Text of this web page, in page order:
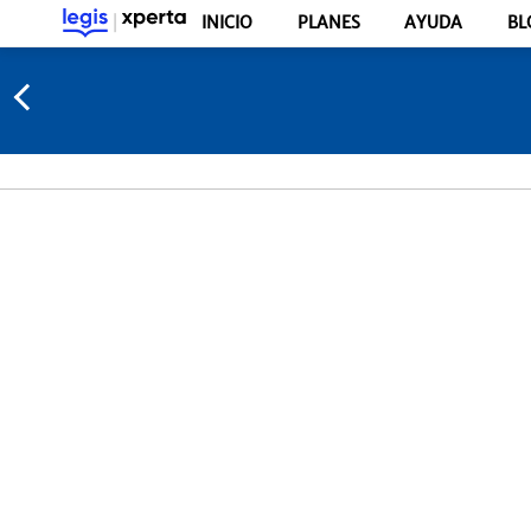
INICIO PLANES AYUDA